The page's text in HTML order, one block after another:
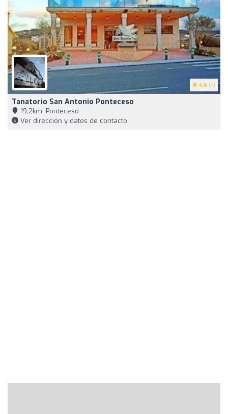
4.6 (7)
Tanatorio San Antonio Ponteceso
19,2km, Ponteceso
Ver dirección y datos de contacto